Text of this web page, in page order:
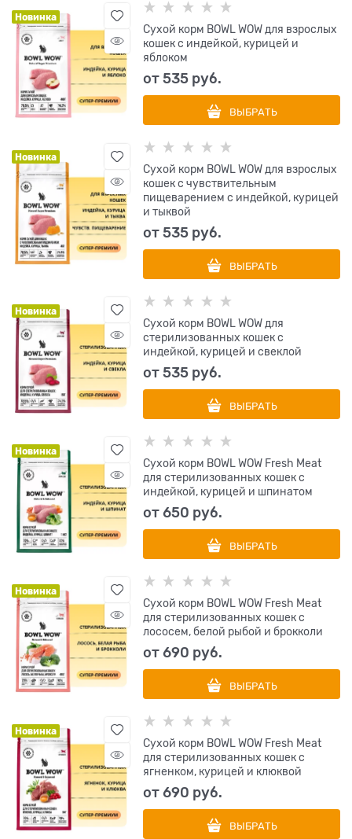
Новинка
Сухой корм BOWL WOW для взрослых
кошек с индейкой, курицей и
яблоком
от535 руб.
ВЫБРАТЬ
Новинка
Сухой корм BOWL WOW для взрослых
кошек с чувствительным
пищеварением с индейкой, курицей
и тыквой
от535 руб.
ВЫБРАТЬ
Новинка
Сухой корм BOWL WOW для
стерилизованных кошек с
индейкой, курицей и свеклой
от535 руб.
ВЫБРАТЬ
Новинка
Сухой корм BOWL WOW Fresh Meat
для стерилизованных кошек с
индейкой, курицей и шпинатом
от650 руб.
ВЫБРАТЬ
Новинка
Сухой корм BOWL WOW Fresh Meat
для стерилизованных кошек с
лососем, белой рыбой и брокколи
от690 руб.
ВЫБРАТЬ
Новинка
Сухой корм BOWL WOW Fresh Meat
для стерилизованных кошек с
ягненком, курицей и клюквой
от690 руб.
ВЫБРАТЬ